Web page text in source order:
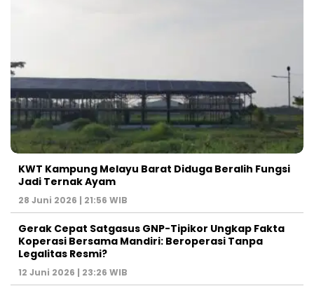
KWT Kampung Melayu Barat Diduga Beralih Fungsi
Jadi Ternak Ayam
28 Juni 2026 | 21:56 WIB
Gerak Cepat Satgasus GNP-Tipikor Ungkap Fakta
Koperasi Bersama Mandiri: Beroperasi Tanpa
Legalitas Resmi?
12 Juni 2026 | 23:26 WIB